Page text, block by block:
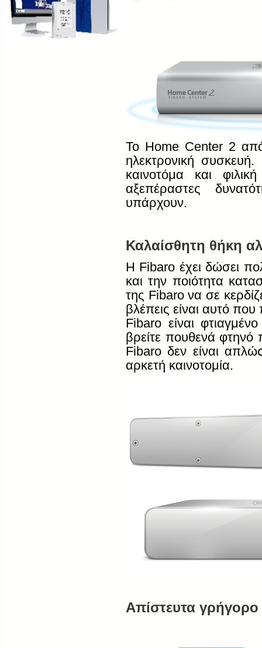
Το Home Center2
ηλεκτρονική συσκευή.
καινοτόμα και
αξεπέραστες
υπάρχουν.
Καλαίσθητη θήκη
Η Fibaro έχει δώσει
και την ποιότητα
της Fibaro να σε
βλέπεις είναι αυτό
Fibaro είναι
βρείτε πουθενά φτηνό
Fibaro δεν είναι
αρκετή καινοτομία.
Απίστευτα γρήγορο